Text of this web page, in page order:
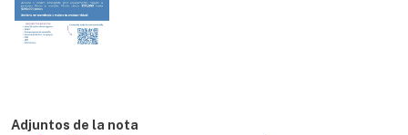
Adjuntos de la nota